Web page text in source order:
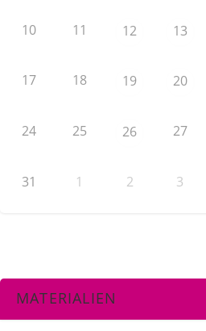
10 11 12 13
17 18 19 20
24 25 26 27
31 1 2 3
MATERIALIEN